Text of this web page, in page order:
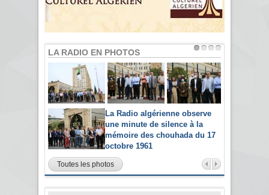
LA RADIO EN PHOTOS
La Radio algérienne observe
une minute de silence à la
mémoire des chouhada du 17
octobre 1961
Toutes les photos